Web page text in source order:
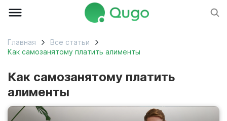
Главная
Все статьи
Как самозанятому платить алименты
Как самозанятому платить
алименты